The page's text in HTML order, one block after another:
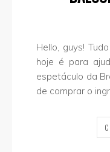
Hello, guys!
hoje é para
espetáculo da
de comprar o